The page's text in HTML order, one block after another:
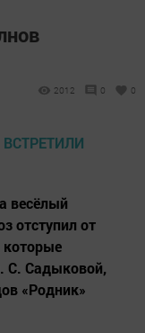
2012 0 0
весёлый
отступил от
которые
С. Садыковой,
«Родник»